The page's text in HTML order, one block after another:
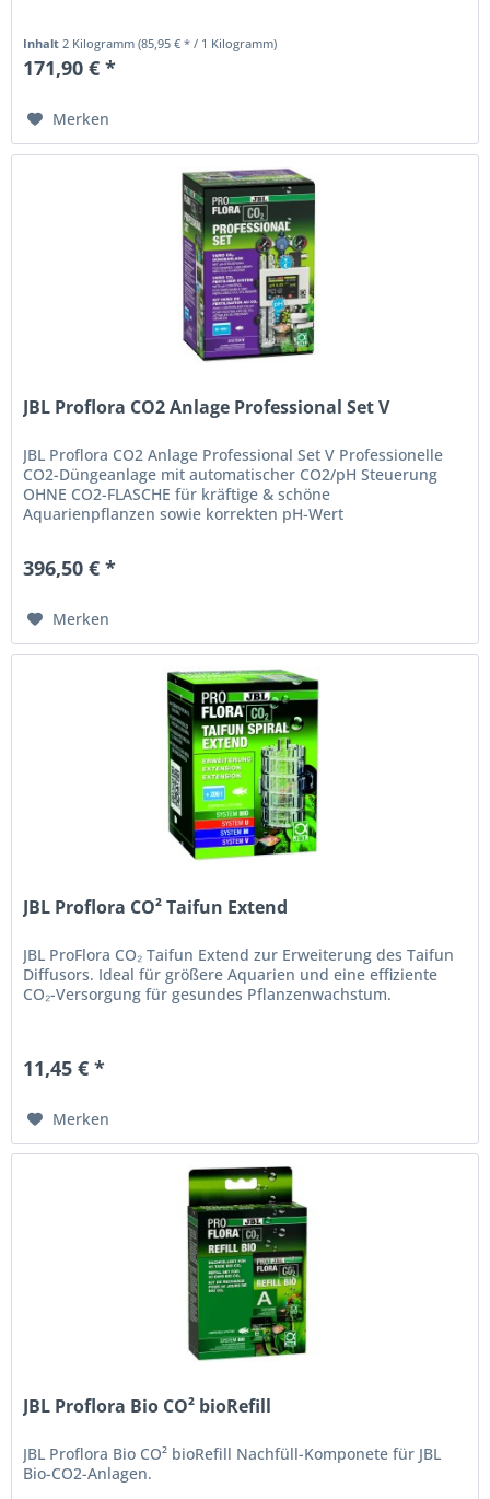
Inhalt2 Kilogramm(85,95 € * / 1 Kilogramm)
171,90 € *
Merken
JBL Proflora CO2 Anlage Professional Set V
JBL Proflora CO2 Anlage Professional Set V Professionelle
CO2-Düngeanlage mit automatischer CO2/pH Steuerung
OHNE CO2-FLASCHE für kräftige & schöne
Aquarienpflanzen sowie korrekten pH-Wert
396,50 € *
Merken
JBL Proflora CO² Taifun Extend
JBL ProFlora CO₂ Taifun Extend zur Erweiterung des Taifun
Diffusors. Ideal für größere Aquarien und eine effiziente
CO₂-Versorgung für gesundes Pflanzenwachstum.
11,45 € *
Merken
JBL Proflora Bio CO² bioRefill
JBL Proflora Bio CO² bioRefill Nachfüll-Komponete für JBL
Bio-CO2-Anlagen.